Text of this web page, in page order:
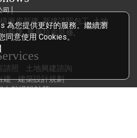
為您提供更好的服務。繼續瀏
同意使用 Cookies。
司│
廠房新建,新建請照包工,土地
新建,舊屋拉皮裝修,
請照
土地興建諮詢
建
建築設計規劃
內裝潢設計等